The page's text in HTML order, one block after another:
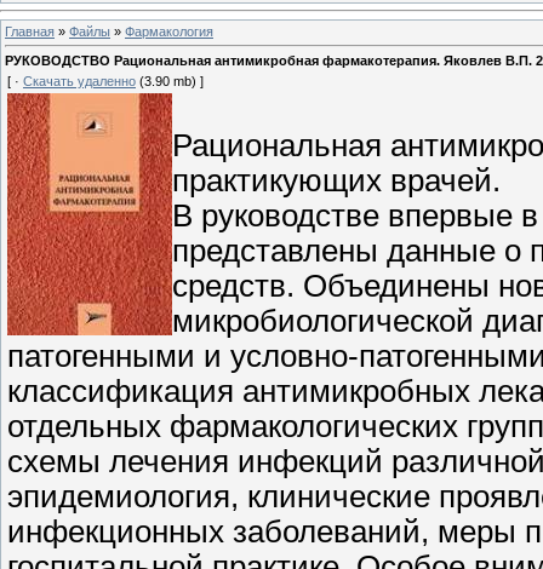
Главная » Файлы » Фармакология
РУКОВОДСТВО Рациональная антимикробная фармакотерапия. Яковлев В.П.
[ · Скачать удаленно (3.90 mb) ]
Рациональная
практикующих врачей.
В руководстве впервые
представлены данные о
средств. Объединены
микробиологической
патогенными и условно-
классификация антимикробных
отдельных фармакологических
схемы лечения инфекций
эпидемиология, клинические
инфекционных заболеваний, меры